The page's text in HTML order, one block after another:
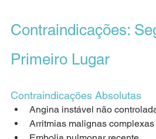
Contraindicações:
Primeiro Lugar
Contraindicações Absolutas
Angina instável não
Arritmias malignas complexas